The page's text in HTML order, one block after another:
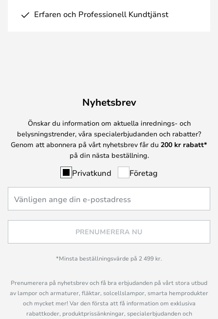
Erfaren och Professionell Kundtjänst
Nyhetsbrev
Önskar du information om aktuella inrednings- och
belysningstrender, våra specialerbjudanden och rabatter?
Genom att abonnera på vårt nyhetsbrev får du 200 kr rabatt*
på din nästa beställning.
Privatkund Företag
PRENUMERERA NU
*Minsta beställningsvärde på 2 499 kr.
Prenumerera på nyhetsbrev och få bra erbjudanden på vårt stora utbud
av lampor och armaturer, fläktar, solcellslampor, smarta hemprodukter
och mycket mer! Var den första att få information om exklusiva
rabattkoder, produktprissänkningar, specialerbjudanden och